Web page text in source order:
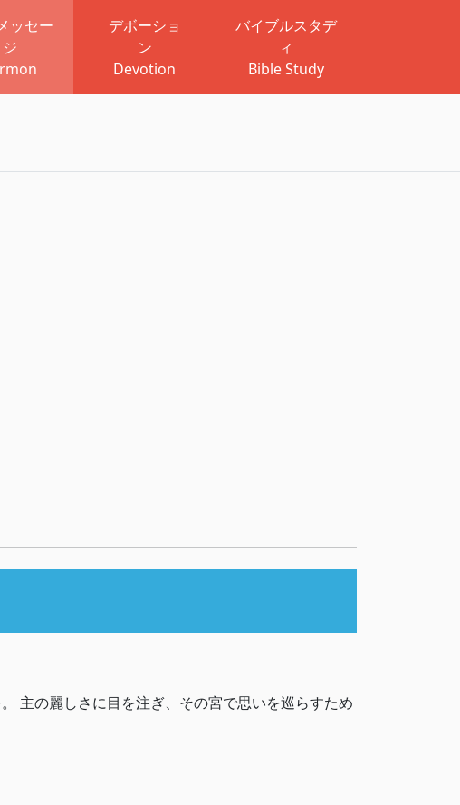
ッセー
ジ
デボーショ
ン
Devotion
バイブルスタデ
ィ
Bible Study
主の麗しさに目を注ぎ、その宮で思いを巡らすため